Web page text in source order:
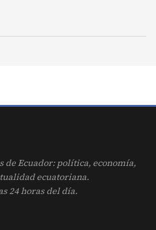
de Ecuador: política, economía,
ecuatoriana.
24 horas del día.